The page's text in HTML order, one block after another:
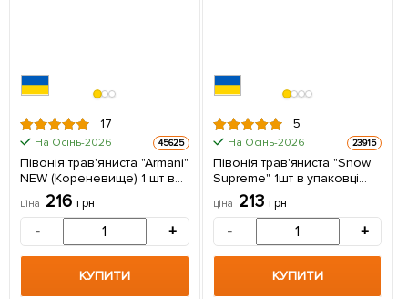
17
На Осінь-2026 45625
Півонія трав'яниста "Armani"
NEW (Кореневище) 1 шт в
упаковці
ціна 216 грн
- +
КУПИТИ
5
На Осінь-2026 23915
Півонія трав'яниста "Snow
Supreme" 1шт в упаковці
(Кореневище)
ціна 213 грн
- +
КУПИТИ